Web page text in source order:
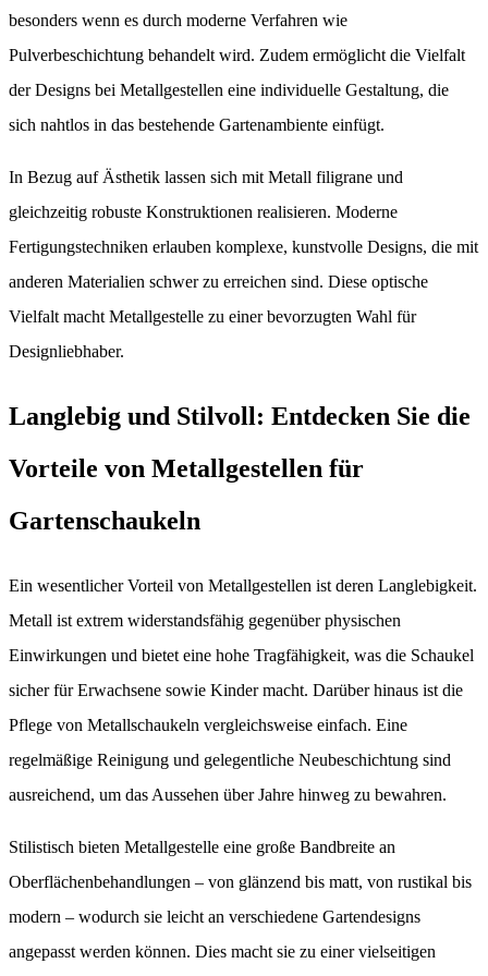
besonders wenn es durch moderne Verfahren wie
Pulverbeschichtung behandelt wird. Zudem ermöglicht die Vielfalt
der Designs bei Metallgestellen eine individuelle Gestaltung, die
sich nahtlos in das bestehende Gartenambiente einfügt.
In Bezug auf Ästhetik lassen sich mit Metall filigrane und
gleichzeitig robuste Konstruktionen realisieren. Moderne
Fertigungstechniken erlauben komplexe, kunstvolle Designs, die mit
anderen Materialien schwer zu erreichen sind. Diese optische
Vielfalt macht Metallgestelle zu einer bevorzugten Wahl für
Designliebhaber.
Langlebig und Stilvoll: Entdecken Sie die
Vorteile von Metallgestellen für
Gartenschaukeln
Ein wesentlicher Vorteil von Metallgestellen ist deren Langlebigkeit.
Metall ist extrem widerstandsfähig gegenüber physischen
Einwirkungen und bietet eine hohe Tragfähigkeit, was die Schaukel
sicher für Erwachsene sowie Kinder macht. Darüber hinaus ist die
Pflege von Metallschaukeln vergleichsweise einfach. Eine
regelmäßige Reinigung und gelegentliche Neubeschichtung sind
ausreichend, um das Aussehen über Jahre hinweg zu bewahren.
Stilistisch bieten Metallgestelle eine große Bandbreite an
Oberflächenbehandlungen – von glänzend bis matt, von rustikal bis
modern – wodurch sie leicht an verschiedene Gartendesigns
angepasst werden können. Dies macht sie zu einer vielseitigen